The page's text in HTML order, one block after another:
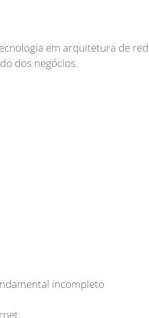
em arquitetura de
incompleto